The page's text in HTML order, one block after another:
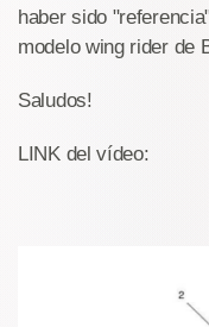
haber sido
modelo wing rider de
Saludos!
LINK del vídeo: